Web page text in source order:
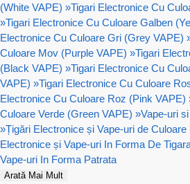
(White VAPE) »Tigari Electronice Cu
»Tigari Electronice Cu Culoare Galben
Electronice Cu Culoare Gri (Grey VAPE)
Culoare Mov (Purple VAPE) »Tigari
(Black VAPE) »Tigari Electronice Cu
VAPE) »Tigari Electronice Cu Culoare
Electronice Cu Culoare Roz (Pink VAPE)
Culoare Verde (Green VAPE) »Vape-uri
»Țigări Electronice și Vape-uri de Culoare
Electronice și Vape-uri In Forma De
Vape-uri In Forma Patrata
Arată Mai Mult